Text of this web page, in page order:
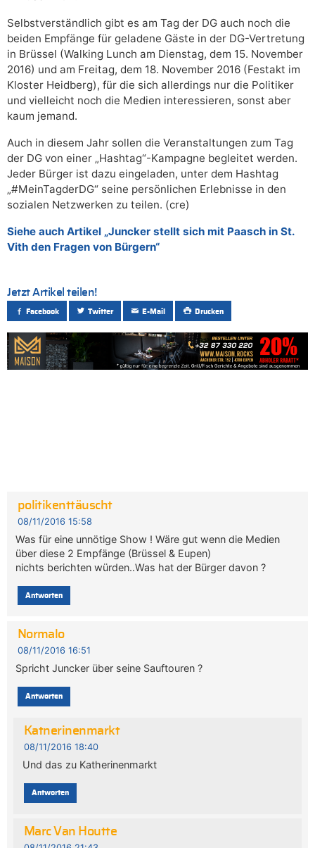
Selbstverständlich gibt es am Tag der DG auch noch die
beiden Empfänge für geladene Gäste in der DG-Vertretung
in Brüssel (Walking Lunch am Dienstag, dem 15. November
2016) und am Freitag, dem 18. November 2016 (Festakt im
Kloster Heidberg), für die sich allerdings nur die Politiker
und vielleicht noch die Medien interessieren, sonst aber
kaum jemand.
Auch in diesem Jahr sollen die Veranstaltungen zum Tag
der DG von einer „Hashtag“-Kampagne begleitet werden.
Jeder Bürger ist dazu eingeladen, unter dem Hashtag
„#MeinTagderDG“ seine persönlichen Erlebnisse in den
sozialen Netzwerken zu teilen. (cre)
Siehe auch Artikel „Juncker stellt sich mit Paasch in St.
Vith den Fragen von Bürgern“
Jetzt Artikel teilen!
Facebook Twitter E-Mail Drucken
politikenttäuscht
08/11/2016 15:58
Was für eine unnötige Show ! Wäre gut wenn die Medien
über diese 2 Empfänge (Brüssel & Eupen)
nichts berichten würden..Was hat der Bürger davon ?
Antworten
Normalo
08/11/2016 16:51
Spricht Juncker über seine Sauftouren ?
Antworten
Katnerinenmarkt
08/11/2016 18:40
Und das zu Katherinenmarkt
Antworten
Marc Van Houtte